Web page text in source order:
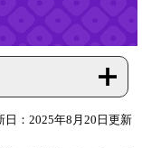
日：2025年8月20日更新